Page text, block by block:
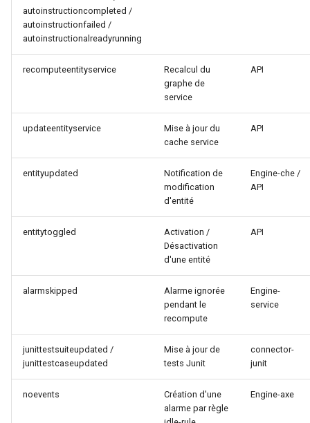
autoinstructioncompleted /
autoinstructionfailed /
autoinstructionalreadyrunning
recomputeentityservice
Recalcul du
graphe de
service
API
updateentityservice
Mise à jour du
cache service
API
entityupdated
Notification de
modification
d'entité
Engine-che /
API
entitytoggled
Activation /
Désactivation
d'une entité
API
alarmskipped
Alarme ignorée
pendant le
recompute
Engine-
service
junittestsuiteupdated /
junittestcaseupdated
Mise à jour de
tests Junit
connector-
junit
noevents
Création d'une
alarme par règle
Engine-axe